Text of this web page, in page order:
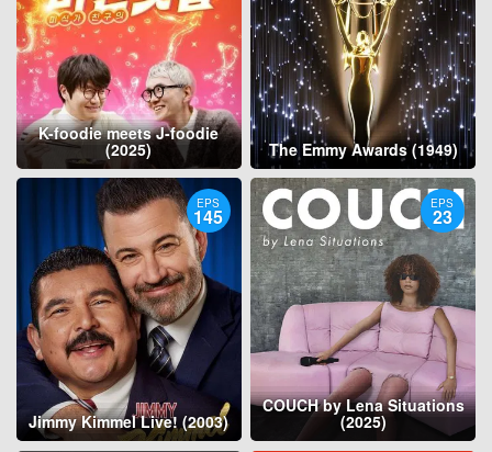
K-foodie meets J-foodie
(2025) The Emmy Awards (1949)
EPS
145
Jimmy Kimmel Live! (2003)
EPS
23
COUCH by Lena Situations
(2025)